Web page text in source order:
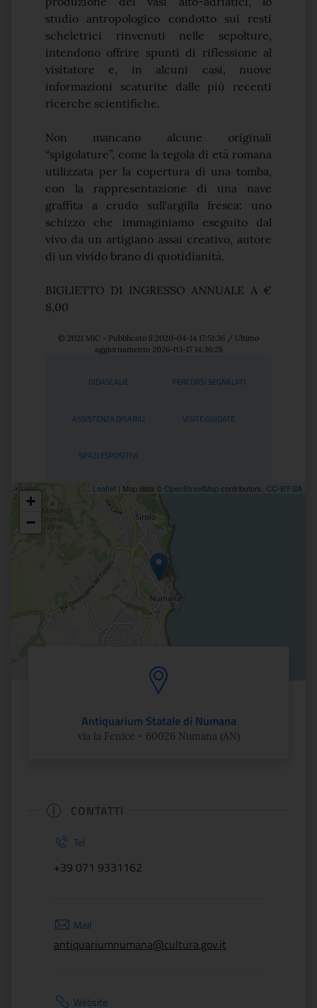
studio antropologico condotto sui resti
scheletrici rinvenuti nelle sepolture,
intendono offrire spunti di riflessione al
visitatore e, in alcuni casi, nuove
informazioni scaturite dalle più recenti
ricerche scientifiche.
Non mancano alcune originali
“spigolature”, come la tegola di età romana
utilizzata per la copertura di una tomba,
con la rappresentazione di una nave
graffita a crudo sull'argilla fresca: uno
schizzo che immaginiamo eseguito dal
vivo da un artigiano assai creativo, autore
di un vivido brano di quotidianità.
BIGLIETTO DI INGRESSO ANNUALE A €
8,00
© 2021 MiC - Pubblicato il 2020-04-14 17:51:36 / Ultimo
aggiornamento 2026-03-17 14:36:28
DIDASCALIE PERCORSI SEGNALATI
ASSISTENZA DISABILI VISITE GUIDATE
SPAZI ESPOSITIVI
Posizione
+
−
Leaflet | Map data © OpenStreetMap contributors, CC-BY-SA
Antiquarium Statale di Numana
via la Fenice - 60026 Numana (AN)
CONTATTI
Tel
+39 071 9331162
Mail
antiquariumnumana@cultura.gov.it
Website